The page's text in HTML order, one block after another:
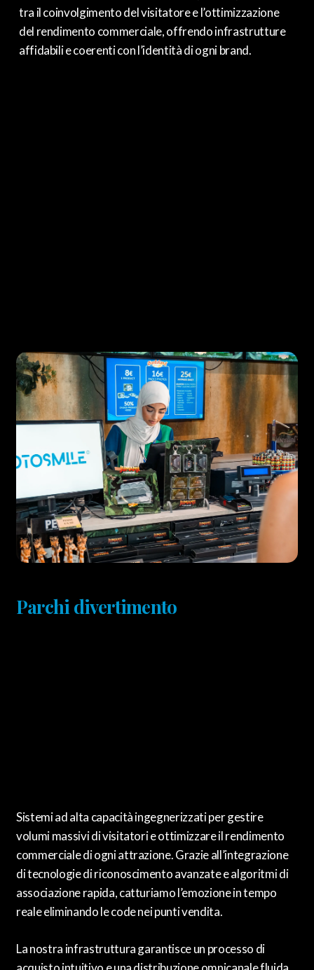
tra il coinvolgimento del visitatore e l’ottimizzazione
del rendimento commerciale, offrendo infrastrutture
affidabili e coerenti con l’identità di ogni brand.
Parchi divertimento
Sistemi ad alta capacità ingegnerizzati per gestire
volumi massivi di visitatori e ottimizzare il rendimento
commerciale di ogni attrazione.Grazie all’integrazione
di tecnologie di riconoscimento avanzate e algoritmi di
associazione rapida,catturiamo l’emozione in tempo
reale eliminando le code nei punti vendita.
La nostra infrastruttura garantisce un processo di